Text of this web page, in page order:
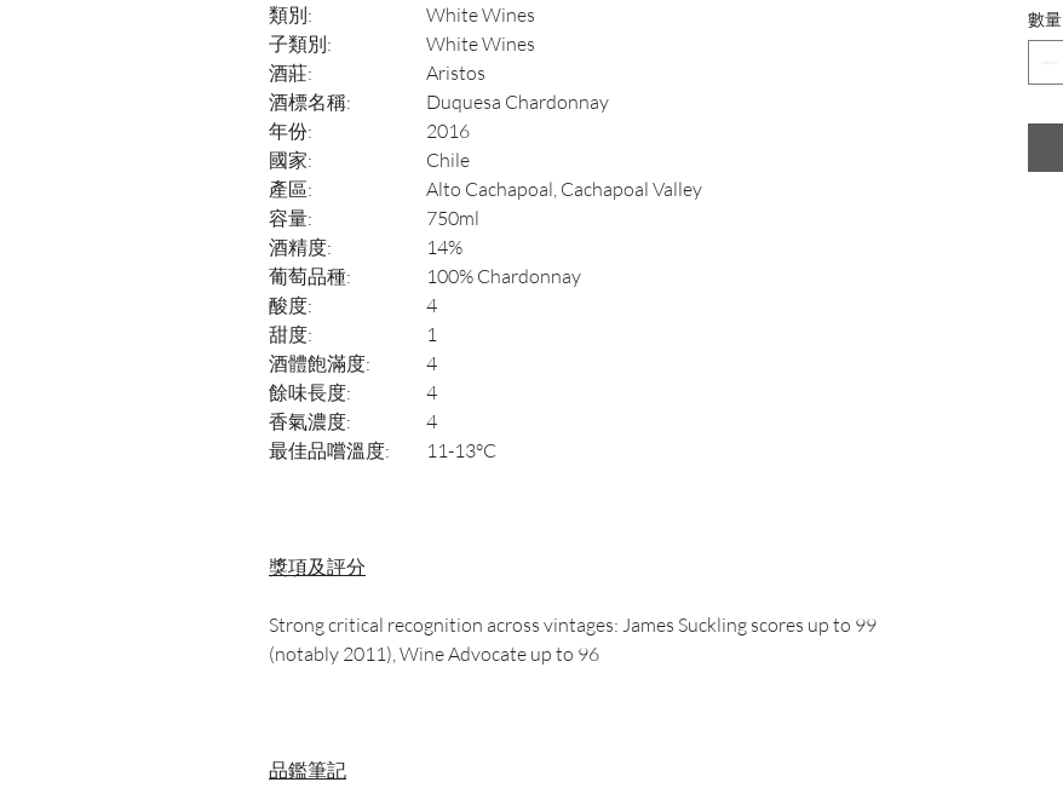
類別:
White Wines
子類別:
White Wines
酒莊:
Aristos
酒標名稱:
Duquesa Chardonnay
年份:
2016
國家:
Chile
產區:
Alto Cachapoal, Cachapoal Valley
容量:
750ml
酒精度:
14%
葡萄品種:
100% Chardonnay
酸度:
4
甜度:
1
酒體飽滿度:
4
餘味長度:
4
香氣濃度:
4
最佳品嚐溫度:
11-13°C
獎項及評分
Strong critical recognition across vintages: James Suckling scores up to 99
(notably 2011), Wine Advocate up to 96
品鑑筆記
數量